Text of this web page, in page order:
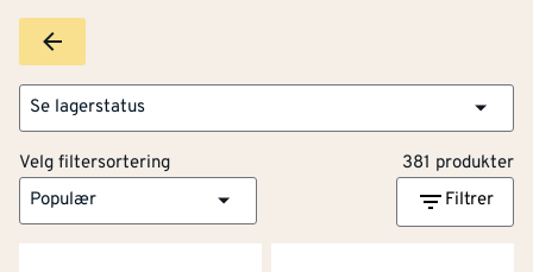
Se lagerstatus
Velg filtersortering
381 produkter
Populær
Filtrer